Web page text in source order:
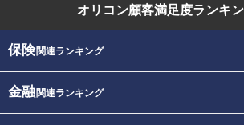
オリコン顧客満足度ランキ
保険関連ランキング
金融関連ランキング